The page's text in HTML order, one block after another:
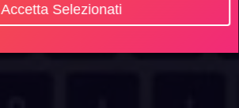
Accetta Selezionati